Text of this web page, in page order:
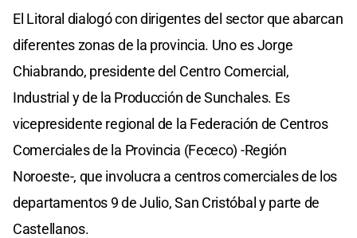
El Litoral dialogó con dirigentes del sector que abarcan
diferentes zonas de la provincia. Uno es Jorge
Chiabrando, presidente del Centro Comercial,
Industrial y de la Producción de Sunchales. Es
vicepresidente regional de la Federación de Centros
Comerciales de la Provincia (Fececo) -Región
Noroeste-, que involucra a centros comerciales de los
departamentos 9 de Julio, San Cristóbal y parte de
Castellanos.